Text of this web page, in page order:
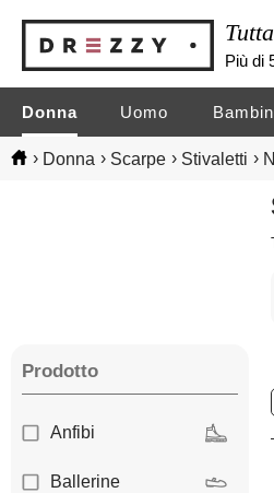
Più di
Donna Uomo
› Donna › Scarpe › Stivaletti ›
Prodotto
Anfibi
Ballerine